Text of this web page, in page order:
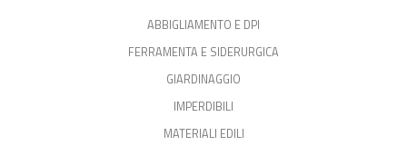
ABBIGLIAMENTO E DPI
FERRAMENTA E SIDERURGICA
GIARDINAGGIO
IMPERDIBILI
MATERIALI EDILI